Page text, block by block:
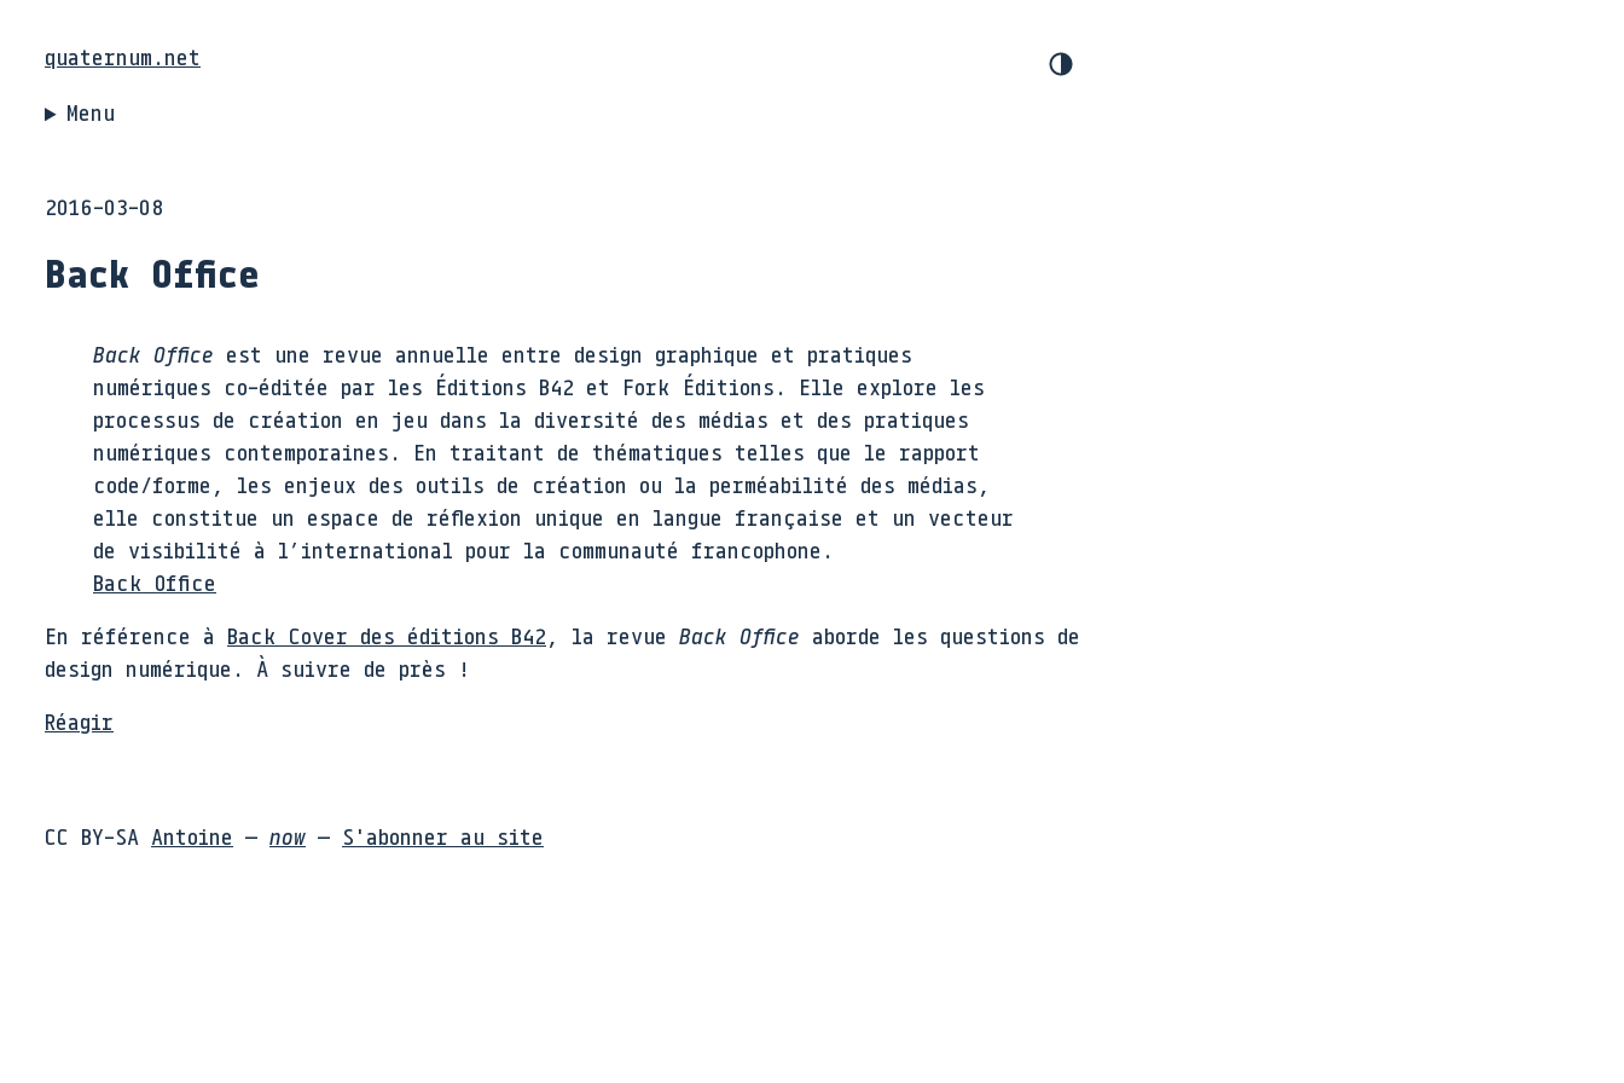
quaternum.net
Menu
2016-03-08
Back Office
Back Office est une revue annuelle entre design graphique et pratiques
numériques co-éditée par les Éditions B42 et Fork Éditions. Elle explore les
processus de création en jeu dans la diversité des médias et des pratiques
numériques contemporaines. En traitant de thématiques telles que le rapport
code/forme, les enjeux des outils de création ou la perméabilité des médias,
elle constitue un espace de réflexion unique en langue française et un vecteur
de visibilité à l’international pour la communauté francophone.
Back Office
En référence à Back Cover des éditions B42 , la revue Back Office aborde les questions de
design numérique. À suivre de près !
Réagir
CC BY-SA Antoine — now — S'abonner au site